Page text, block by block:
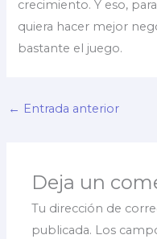
crecimiento. Y eso,
quiera hacer mejor
bastante el juego.
← Entrada anterior
Deja un
Tu dirección de
publicada. Los